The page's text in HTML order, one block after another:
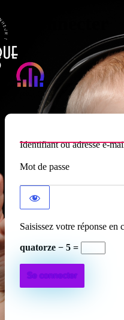
Se connecter
Identifiant ou adresse e-
Mot de passe
Saisissez votre réponse en
quatorze − 5 =